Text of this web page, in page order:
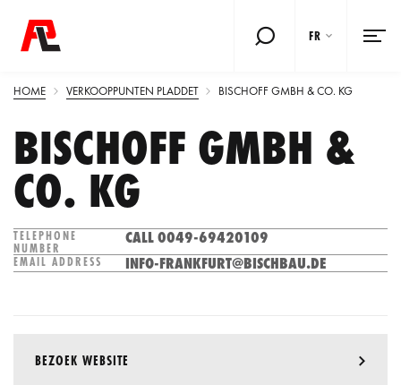
FR
HOME VERKOOPPUNTEN PLADDET BISCHOFF GMBH & CO. KG
BISCHOFF GMBH &
CO. KG
TELEPHONE
NUMBER
CALL 0049-69420109
EMAIL ADDRESS INFO-FRANKFURT@BISCHBAU.DE
BEZOEK WEBSITE